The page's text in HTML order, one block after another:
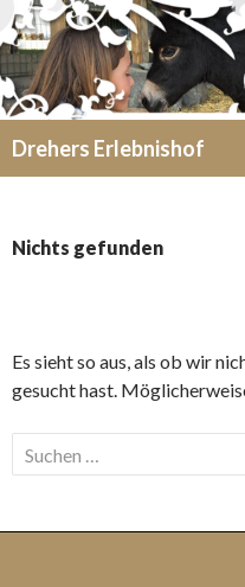
Drehers Erlebnishof
Nichts gefunden
Es sieht so aus, als ob wir
gesucht hast.
Suchen
nach: